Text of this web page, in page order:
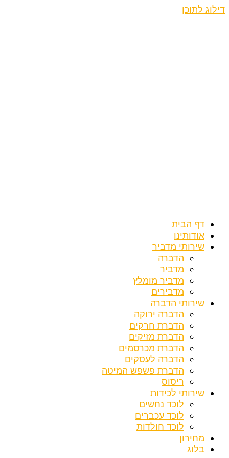
דילוג לתוכן
דף הבית
אודותינו
שירותי מדביר
הדברה
מדביר
מדביר מומלץ
מדבירים
שירותי הדברה
הדברה ירוקה
הדברת חרקים
הדברת מזיקים
הדברת מכרסמים
הדברה לעסקים
הדברת פשפש המיטה
ריסוס
שירותי לכידות
לוכד נחשים
לוכד עכברים
לוכד חולדות
מחירון
בלוג